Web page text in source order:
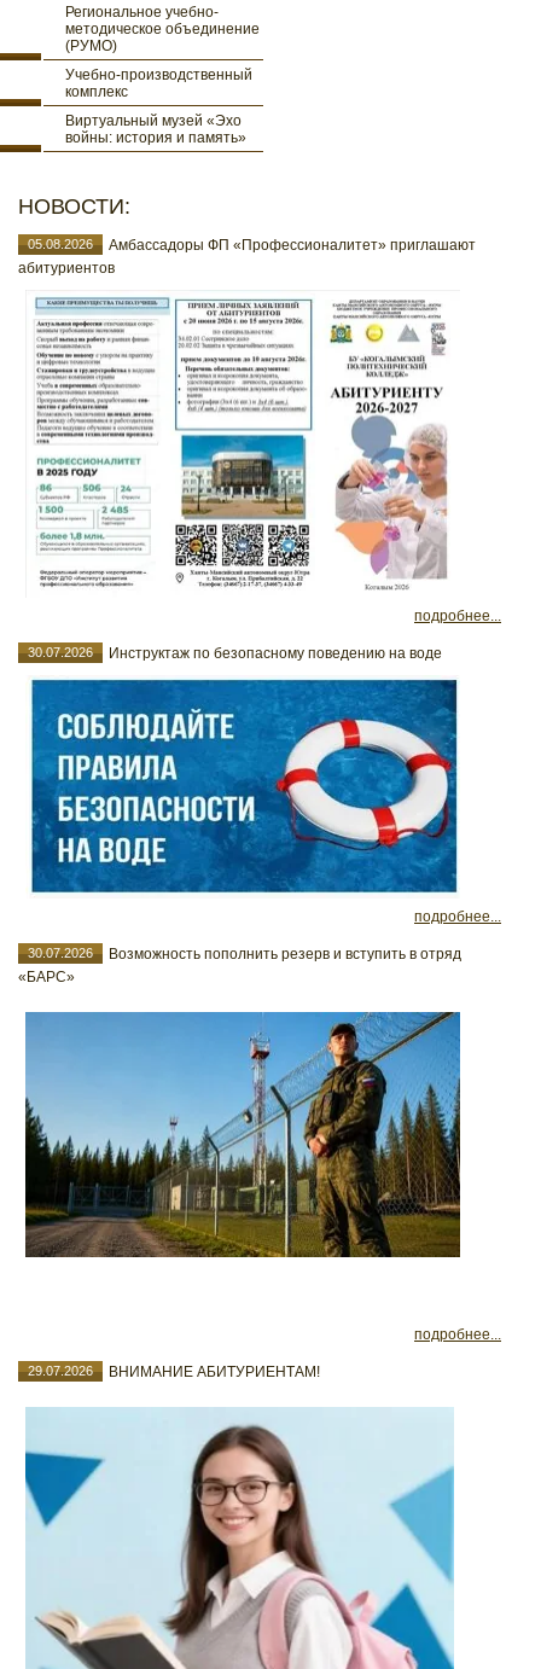
Региональное учебно-
методическое объединение
(РУМО)
Учебно-производственный
комплекс
Виртуальный музей «Эхо
войны: история и память»
НОВОСТИ:
05.08.2026
Амбассадоры ФП «Профессионалитет» приглашают
абитуриентов
подробнее...
30.07.2026 Инструктаж по безопасному поведению на воде
подробнее...
30.07.2026
Возможность пополнить резерв и вступить в отряд
«БАРС»
подробнее...
29.07.2026 ВНИМАНИЕ АБИТУРИЕНТАМ!